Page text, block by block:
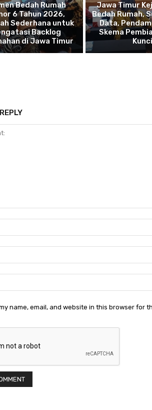
Bedah Rumah
6 Tahun 2026,
Sederhana untuk
Backlog
di Jawa Timur
Jawa Timur
Bedah Rumah,
Data,
Skema
Kunci
name, email, and website in this browser for